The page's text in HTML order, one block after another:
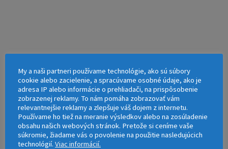
My a naši partneri používame technológie, ako sú súbory
cookie alebo zacielenie, a spracúvame osobné údaje, ako je
adresa IP alebo informácie o prehliadači, na prispôsobenie
zobrazenej reklamy. To nám pomáha zobrazovať vám
relevantnejšie reklamy a zlepšuje váš dojem z internetu.
Používame ho tiež na meranie výsledkov alebo na zosúladenie
obsahu našich webových stránok. Pretože si ceníme vaše
súkromie, žiadame vás o povolenie na použitie nasledujúcich
technológií. Viac informácií.